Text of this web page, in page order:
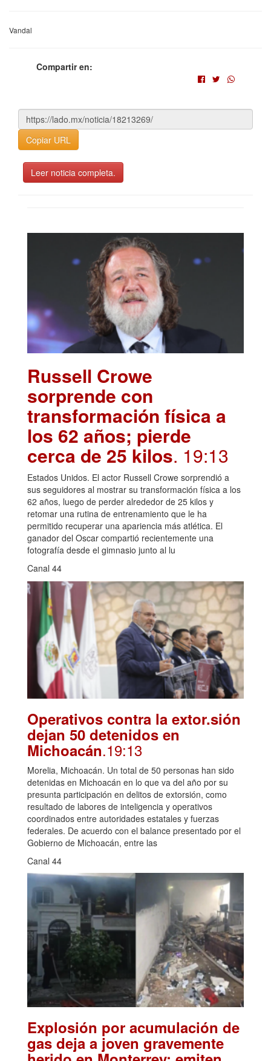
Vandal
Compartir en:
Copiar URL
Leer noticia completa.
Russell Crowe
sorprende con
transformación física a
los 62 años; pierde
cerca de 25 kilos. 19:13
Estados Unidos. El actor Russell Crowe sorprendió a
sus seguidores al mostrar su transformación física a los
62 años, luego de perder alrededor de 25 kilos y
retomar una rutina de entrenamiento que le ha
permitido recuperar una apariencia más atlética. El
ganador del Oscar compartió recientemente una
fotografía desde el gimnasio junto al lu
Canal 44
Operativos contra la extor.sión
dejan 50 detenidos en
Michoacán.19:13
Morelia, Michoacán. Un total de 50 personas han sido
detenidas en Michoacán en lo que va del año por su
presunta participación en delitos de extorsión, como
resultado de labores de inteligencia y operativos
coordinados entre autoridades estatales y fuerzas
federales. De acuerdo con el balance presentado por el
Gobierno de Michoacán, entre las
Canal 44
Explosión por acumulación de
gas deja a joven gravemente